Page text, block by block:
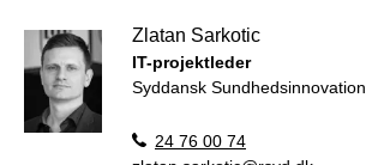
Zlatan Sarkotic
IT-projektleder
Syddansk Sundhedsinnovation
24 76 00 74